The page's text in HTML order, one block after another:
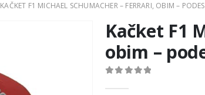
KAČKET F1 MICHAEL SCHUMACHER – FERRARI, OBIM –
Kačket F1
obim –